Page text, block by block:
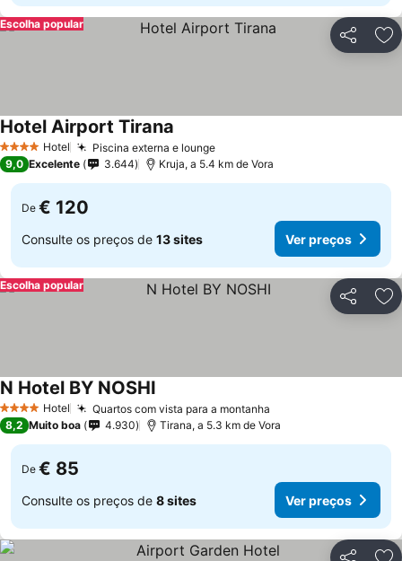
Partilhar
Escolha popular
4 EstrelasHotel Piscina externa e lounge
Hotel Airport Tirana
9,0 Excelente 3.644 Kruja, a 5.4 km de Vora
De € 120
Consulte os preços de 13 sites Ver preços
Partilhar
Escolha popular
4 EstrelasHotel Quartos com vista para a montanha
N Hotel BY NOSHI
8,2 Muito boa 4.930 Tirana, a 5.3 km de Vora
De € 85
Consulte os preços de 8 sites Ver preços